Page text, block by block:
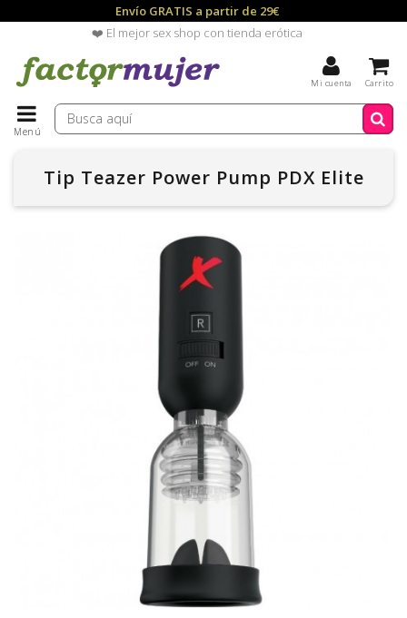
Envío GRATIS a partir de 29€
❤️ El mejor sex shop con tienda erótica
Carrito
Mi cuenta
Menú
Tip Teazer Power Pump PDX Elite